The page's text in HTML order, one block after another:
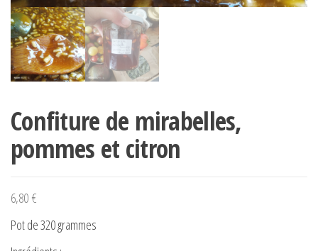
Confiture de mirabelles,
pommes et citron
6,80 €
Pot de 320 grammes